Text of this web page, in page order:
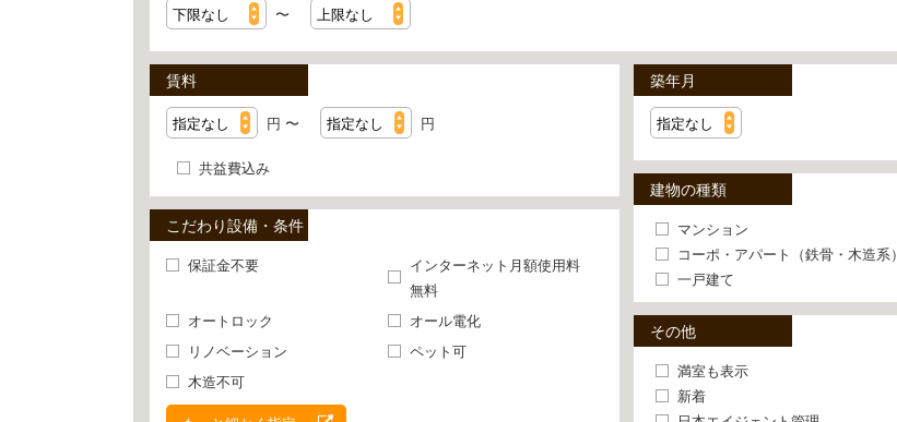
〜
賃料
円 〜 円
共益費込み
こだわり設備・条件
保証金不要
インターネット月額使用料
無料
オートロック
オール電化
リノベーション
ペット可
木造不可
築年月
建物の種類
マンション
コーポ・アパート（鉄骨・木造系）
一戸建て
その他
満室も表示
新着